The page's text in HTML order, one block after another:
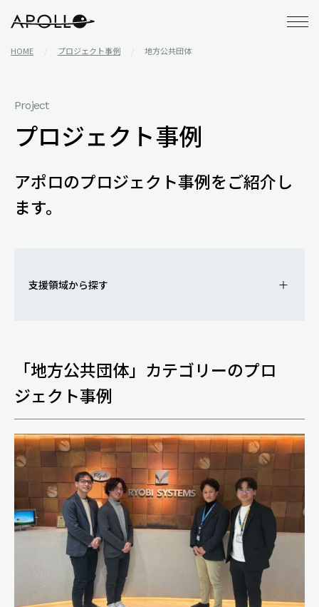
HOME プロジェクト事例 地方公共団体
Project
プロジェクト事例
アポロのプロジェクト事例をご紹介し
ます。
支援領域から探す
「地方公共団体」カテゴリーのプロ
ジェクト事例